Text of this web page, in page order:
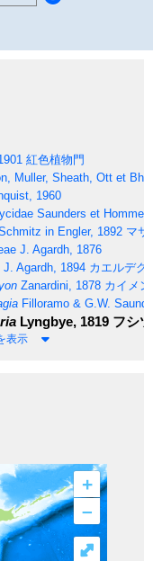
紅色植物門
Muller, Sheath, Ott et
1960
Saunders et
in Engler, 1892 マサ
J. Agardh, 1876
J. Agardh, 1894 カエルデグ
Zanardini, 1878 カイメ
Filloramo & G.W.
Lyngbye, 1819 フシ
表示
+
–
⤢